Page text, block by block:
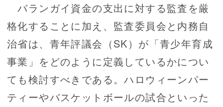
バランガイ資金の支出に対する監査を厳
格化することに加え、監査委員会と内務自
治省は、青年評議会（SK）が「青少年育成
事業」をどのように定義しているかについ
ても検討すべきである。ハロウィーンパー
ティーやバスケットボールの試合といった